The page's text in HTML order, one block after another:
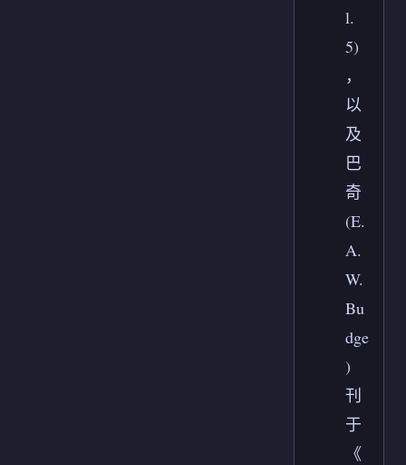
l.
5)
，
以
及
巴
奇
(E.
A.
W.
Bu
dge
)
刊
于
《